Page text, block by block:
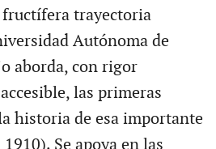
trayectoria
Autónoma de
aborda, con rigor
las primeras
historia de esa importante
Se apoya en las